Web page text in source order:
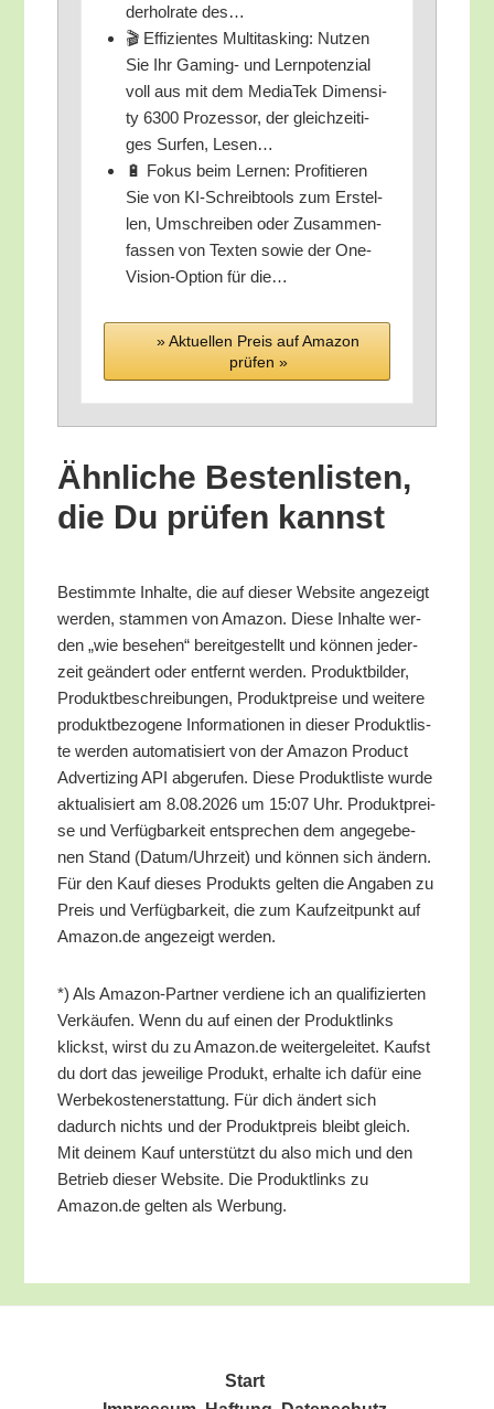
der­hol­ra­te des…
🎬 Effi­zi­en­tes Mul­ti­tas­king: Nut­zen
Sie Ihr Gam­ing- und Lern­po­ten­zi­al
voll aus mit dem Media­Tek Dimen­si­
ty 6300 Pro­zes­sor, der gleich­zei­ti­
ges Sur­fen, Lesen…
🔋 Fokus beim Ler­nen: Pro­fi­tie­ren
Sie von KI-Schreib­tools zum Erstel­
len, Umschrei­ben oder Zusam­men­
fas­sen von Tex­ten sowie der One-
Visi­on-Opti­on für die…
» Aktu­el­len Preis auf Ama­zon
prü­fen »
Ähn­li­che Bes­ten­lis­ten,
die Du prü­fen kannst
Bestimm­te Inhal­te, die auf die­ser Web­site ange­zeigt
wer­den, stam­men von Ama­zon. Die­se Inhal­te wer­
den „wie bese­hen“ bereit­ge­stellt und kön­nen jeder­
zeit geän­dert oder ent­fernt wer­den. Pro­dukt­bil­der,
Pro­dukt­be­schrei­bun­gen, Pro­dukt­prei­se und wei­te­re
pro­dukt­be­zo­ge­ne Infor­ma­tio­nen in die­ser Pro­dukt­lis­
te wer­den auto­ma­ti­siert von der Ama­zon Pro­duct
Adver­tiz­ing API abge­ru­fen. Die­se Pro­dukt­lis­te wur­de
aktua­li­siert am 8.08.2026 um 15:07 Uhr. Pro­dukt­prei­
se und Ver­füg­bar­keit ent­spre­chen dem ange­ge­be­
nen Stand (Datum/​Uhrzeit) und kön­nen sich ändern.
Für den Kauf die­ses Pro­dukts gel­ten die Anga­ben zu
Preis und Ver­füg­bar­keit, die zum Kauf­zeit­punkt auf
Amazon.de ange­zeigt werden.
*) Als Ama­zon-Part­ner ver­die­ne ich an qua­li­fi­zier­ten
Ver­käu­fen. Wenn du auf einen der Pro­dukt­links
klickst, wirst du zu Amazon.de wei­ter­ge­lei­tet. Kaufst
du dort das jewei­li­ge Pro­dukt, erhal­te ich dafür eine
Wer­be­kos­ten­er­stat­tung. Für dich ändert sich
dadurch nichts und der Pro­dukt­preis bleibt gleich.
Mit dei­nem Kauf unter­stützt du also mich und den
Betrieb die­ser Web­site. Die Pro­dukt­links zu
Amazon.de gel­ten als Werbung.
Start